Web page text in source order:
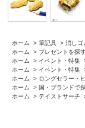
ホーム > 筆記具 > 消しゴ
ホーム
> プレゼントを探
ホーム
> イベント・特集
ホーム
> イベント・特集
ホーム
> ロングセラー・
ホーム
> 国・ブランドで
ホーム
> テイストサーチ